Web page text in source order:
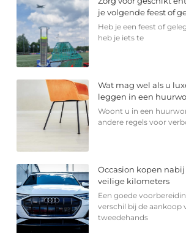
je volgende feest of
Heb je een feest of
heb je iets te
Wat mag wel als u
leggen in een
Woont u in een
andere regels voor
Occasion kopen
veilige kilometers
Een goede
verschil bij de aankoop
tweedehands